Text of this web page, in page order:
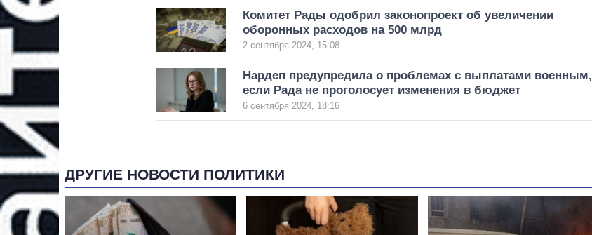
Комитет Рады одобрил законопроект об увеличении
оборонных расходов на 500 млрд
2 сентября 2024, 15:08
Нардеп предупредила о проблемах с выплатами военным,
если Рада не проголосует изменения в бюджет
6 сентября 2024, 18:16
ДРУГИЕ НОВОСТИ ПОЛИТИКИ